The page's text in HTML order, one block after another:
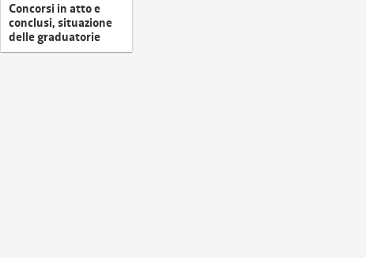
Concorsi in atto e
conclusi, situazione
delle graduatorie